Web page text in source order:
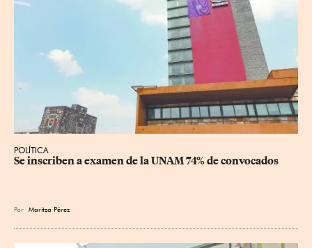
POLÍTICA
Se inscriben a examen de la UNAM 74% de convocados
Por Maritza Pérez